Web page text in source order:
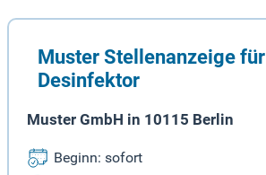
Muster Stellenanzeige für
Desinfektor
Muster GmbH in 10115 Berlin
Beginn: sofort